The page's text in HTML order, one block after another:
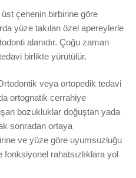
çenenin birbirine göre
yüze takılan özel apereylerle
alanıdır. Çoğu zaman
birlikte yürütülür.
veya ortopedik tedavi
ortognatik cerrahiye
bozukluklar doğuştan yada
sonradan ortaya
ve yüze göre uyumsuzluğu
rahatsızlıklara yol